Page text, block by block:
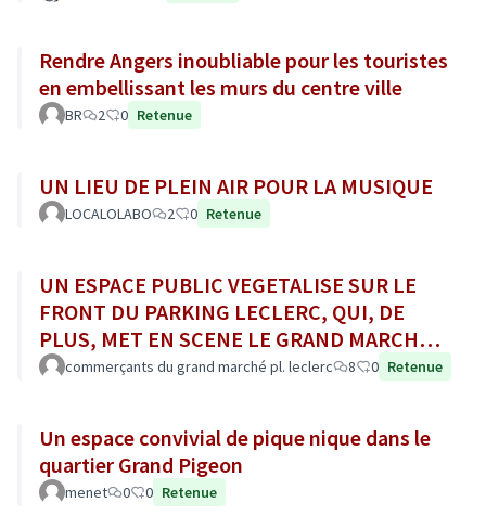
Rendre Angers inoubliable pour les touristes
en embellissant les murs du centre ville
BR 2 0 Retenue
UN LIEU DE PLEIN AIR POUR LA MUSIQUE
LOCALOLABO 2 0 Retenue
UN ESPACE PUBLIC VEGETALISE SUR LE
FRONT DU PARKING LECLERC, QUI, DE
PLUS, MET EN SCENE LE GRAND MARCHE
AU SON DE LA CLOCHE POUR SON OUV. /
commerçants du grand marché pl. leclerc 8 0 Retenue
Un espace convivial de pique nique dans le
quartier Grand Pigeon
menet 0 0 Retenue